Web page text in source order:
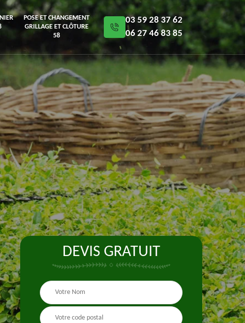
POSE ET CHANGEMENT
GRILLAGE ET CLÔTURE
58
03 59 28 37 62
06 27 46 83 85
DEVIS GRATUIT